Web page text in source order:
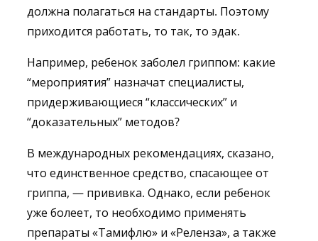
должна полагаться на стандарты. Поэтому
приходится работать, то так, то эдак.
Например, ребенок заболел гриппом: какие
“мероприятия” назначат специалисты,
придерживающиеся “классических” и
“доказательных” методов?
В международных рекомендациях, сказано,
что единственное средство, спасающее от
гриппа, — прививка. Однако, если ребенок
уже болеет, то необходимо применять
препараты «Тамифлю» и «Реленза», а также